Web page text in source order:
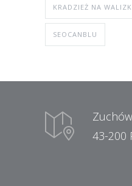
KRADZIEŻ NA
SEOCANBLU
43-200